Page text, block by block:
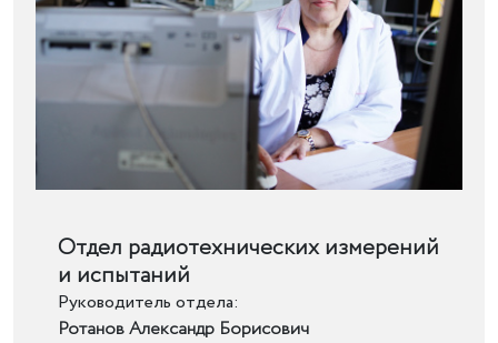
Подробнее
Отдел радиотехнических измерений
и испытаний
Руководитель отдела:
Ротанов Александр Борисович